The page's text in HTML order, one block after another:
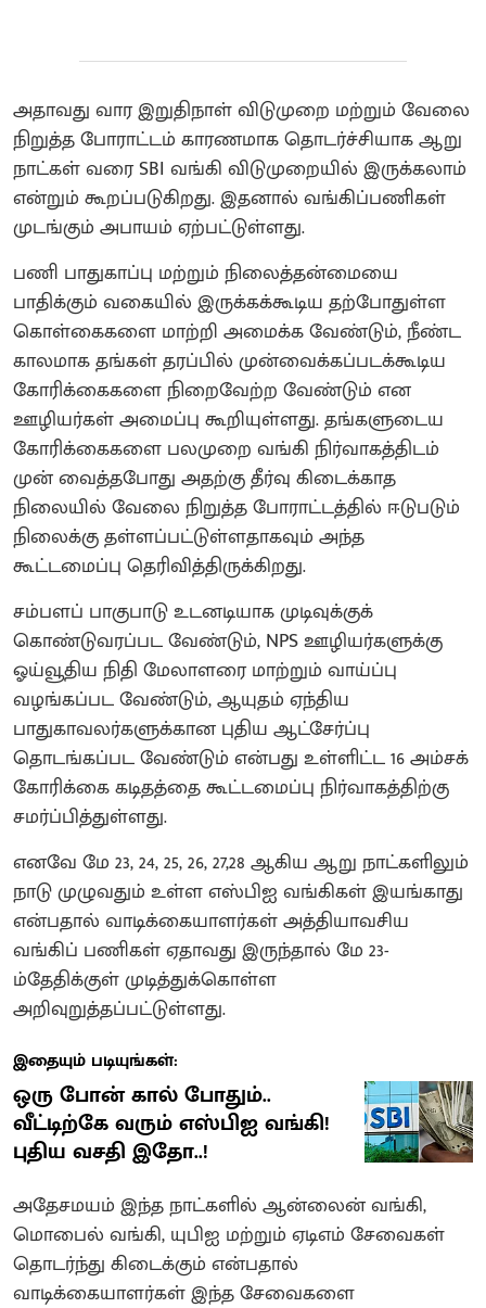
அதாவது வார இறுதிநாள் விடுமுறை மற்றும் வேலை
நிறுத்த போராட்டம் காரணமாக தொடர்ச்சியாக ஆறு
நாட்கள் வரை SBI வங்கி விடுமுறையில் இருக்கலாம்
என்றும் கூறப்படுகிறது. இதனால் வங்கிப்பணிகள்
முடங்கும் அபாயம் ஏற்பட்டுள்ளது.
பணி பாதுகாப்பு மற்றும் நிலைத்தன்மையை
பாதிக்கும் வகையில் இருக்கக்கூடிய தற்போதுள்ள
கொள்கைகளை மாற்றி அமைக்க வேண்டும், நீண்ட
காலமாக தங்கள் தரப்பில் முன்வைக்கப்படக்கூடிய
கோரிக்கைகளை நிறைவேற்ற வேண்டும் என
ஊழியர்கள் அமைப்பு கூறியுள்ளது. தங்களுடைய
கோரிக்கைகளை பலமுறை வங்கி நிர்வாகத்திடம்
முன் வைத்தபோது அதற்கு தீர்வு கிடைக்காத
நிலையில் வேலை நிறுத்த போராட்டத்தில் ஈடுபடும்
நிலைக்கு தள்ளப்பட்டுள்ளதாகவும் அந்த
கூட்டமைப்பு தெரிவித்திருக்கிறது.
சம்பளப் பாகுபாடு உடனடியாக முடிவுக்குக்
கொண்டுவரப்பட வேண்டும், NPS ஊழியர்களுக்கு
ஓய்வூதிய நிதி மேலாளரை மாற்றும் வாய்ப்பு
வழங்கப்பட வேண்டும், ஆயுதம் ஏந்திய
பாதுகாவலர்களுக்கான புதிய ஆட்சேர்ப்பு
தொடங்கப்பட வேண்டும் என்பது உள்ளிட்ட 16 அம்சக்
கோரிக்கை கடிதத்தை கூட்டமைப்பு நிர்வாகத்திற்கு
சமர்ப்பித்துள்ளது.
எனவே மே 23, 24, 25, 26, 27,28 ஆகிய ஆறு நாட்களிலும்
நாடு முழுவதும் உள்ள எஸ்பிஐ வங்கிகள் இயங்காது
என்பதால் வாடிக்கையாளர்கள் அத்தியாவசிய
வங்கிப் பணிகள் ஏதாவது இருந்தால் மே 23-
ம்தேதிக்குள் முடித்துக்கொள்ள
அறிவுறுத்தப்பட்டுள்ளது.
இதையும் படியுங்கள்:
ஒரு போன் கால் போதும்..
வீட்டிற்கே வரும் எஸ்பிஐ வங்கி!
புதிய வசதி இதோ..!
அதேசமயம் இந்த நாட்களில் ஆன்லைன் வங்கி,
மொபைல் வங்கி, யுபிஐ மற்றும் ஏடிஎம் சேவைகள்
தொடர்ந்து கிடைக்கும் என்பதால்
வாடிக்கையாளர்கள் இந்த சேவைகளை